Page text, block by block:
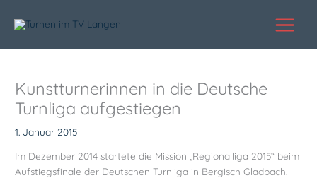
Inhalt
Kunstturnerinnen in die Deutsche
Turnliga aufgestiegen
1. Januar 2015
Im Dezember 2014 startete die Mission „Regionalliga 2015“ beim
Aufstiegsfinale der Deutschen Turnliga in Bergisch Gladbach.